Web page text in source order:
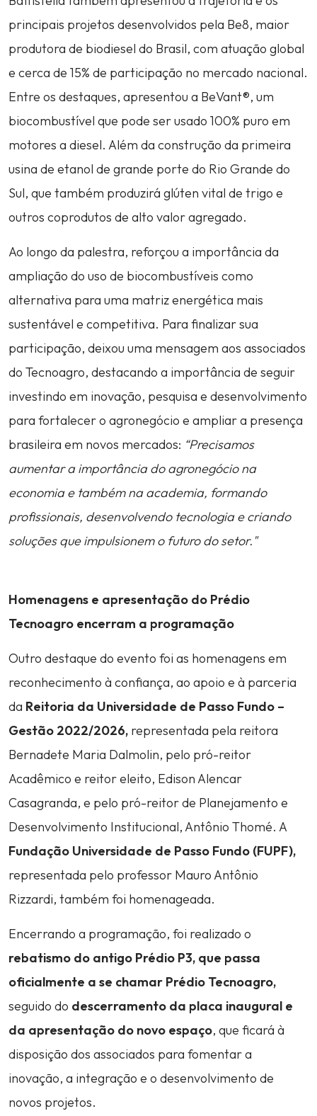
principais projetos desenvolvidos pela Be8, maior
produtora de biodiesel do Brasil, com atuação global
e cerca de 15% de participação no mercado nacional.
Entre os destaques, apresentou a BeVant®, um
biocombustível que pode ser usado 100% puro em
motores a diesel. Além da construção da primeira
usina de etanol de grande porte do Rio Grande do
Sul, que também produzirá glúten vital de trigo e
outros coprodutos de alto valor agregado.
Ao longo da palestra, reforçou a importância da
ampliação do uso de biocombustíveis como
alternativa para uma matriz energética mais
sustentável e competitiva. Para finalizar sua
participação, deixou uma mensagem aos associados
do Tecnoagro, destacando a importância de seguir
investindo em inovação, pesquisa e desenvolvimento
para fortalecer o agronegócio e ampliar a presença
brasileira em novos mercados: “Precisamos
aumentar a importância do agronegócio na
economia e também na academia, formando
profissionais, desenvolvendo tecnologia e criando
soluções que impulsionem o futuro do setor."
Homenagens e apresentação do Prédio
Tecnoagro encerram a programação
Outro destaque do evento foi as homenagens em
reconhecimento à confiança, ao apoio e à parceria
da Reitoria da Universidade de Passo Fundo –
Gestão 2022/2026, representada pela reitora
Bernadete Maria Dalmolin, pelo pró-reitor
Acadêmico e reitor eleito, Edison Alencar
Casagranda, e pelo pró-reitor de Planejamento e
Desenvolvimento Institucional, Antônio Thomé. A
Fundação Universidade de Passo Fundo (FUPF),
representada pelo professor Mauro Antônio
Rizzardi, também foi homenageada.
Encerrando a programação, foi realizado o
rebatismo do antigo Prédio P3, que passa
oficialmente a se chamar Prédio Tecnoagro,
seguido do descerramento da placa inaugural e
da apresentação do novo espaço, que ficará à
disposição dos associados para fomentar a
inovação, a integração e o desenvolvimento de
novos projetos.